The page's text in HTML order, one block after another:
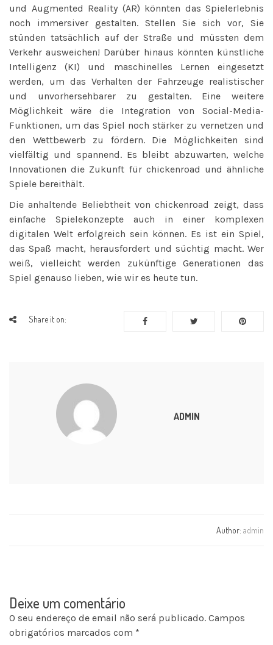
und Augmented Reality (AR) könnten das Spielerlebnis
noch immersiver gestalten. Stellen Sie sich vor, Sie
stünden tatsächlich auf der Straße und müssten dem
Verkehr ausweichen! Darüber hinaus könnten künstliche
Intelligenz (KI) und maschinelles Lernen eingesetzt
werden, um das Verhalten der Fahrzeuge realistischer
und unvorhersehbarer zu gestalten. Eine weitere
Möglichkeit wäre die Integration von Social-Media-
Funktionen, um das Spiel noch stärker zu vernetzen und
den Wettbewerb zu fördern. Die Möglichkeiten sind
vielfältig und spannend. Es bleibt abzuwarten, welche
Innovationen die Zukunft für chickenroad und ähnliche
Spiele bereithält.
Die anhaltende Beliebtheit von chickenroad zeigt, dass
einfache Spielekonzepte auch in einer komplexen
digitalen Welt erfolgreich sein können. Es ist ein Spiel,
das Spaß macht, herausfordert und süchtig macht. Wer
weiß, vielleicht werden zukünftige Generationen das
Spiel genauso lieben, wie wir es heute tun.
Share it on:
ADMIN
Author: admin
Deixe um comentário
O seu endereço de email não será publicado. Campos
obrigatórios marcados com *